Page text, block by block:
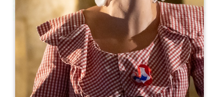
Leaflet
Da
10€
Château Saint-Georges
5 route de Saint-Émilion
33570 MONTAGNE